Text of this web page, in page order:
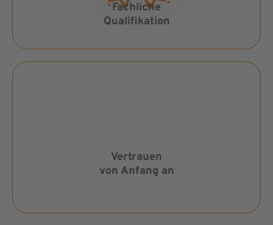
Fachliche
Qualifikation
Vertrauen
von Anfang an